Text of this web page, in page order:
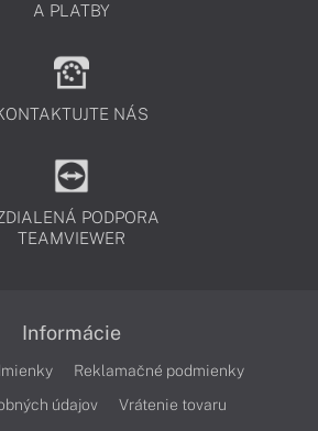
A PLATBY
NÁS
PODPORA
TEAMVIEWER
Informácie
Reklamačné podmienky
údajov
Vrátenie tovaru